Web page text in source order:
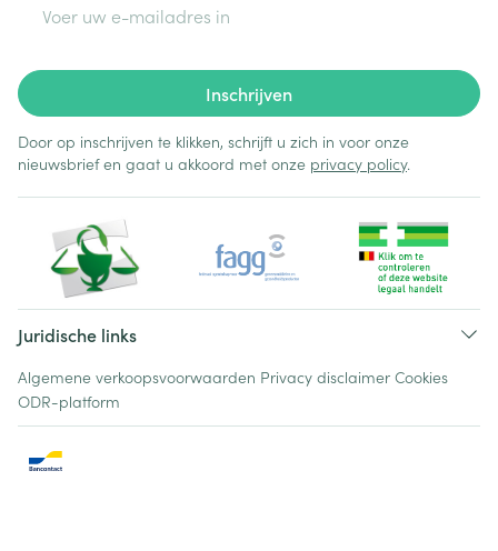
Inschrijven
Door op inschrijven te klikken, schrijft u zich in voor onze
nieuwsbrief en gaat u akkoord met onze privacy policy.
Juridische links
Algemene verkoopsvoorwaarden Privacy disclaimer Cookies
ODR-platform